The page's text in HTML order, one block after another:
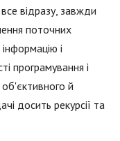
відразу, завжди
поточних
і
програмування і
й
досить рекурсії та